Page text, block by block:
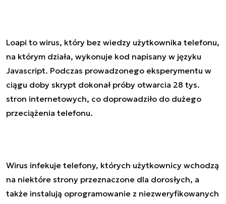
Loapi to wirus, który bez wiedzy użytkownika telefonu,
na którym działa, wykonuje kod napisany w języku
Javascript. Podczas prowadzonego eksperymentu w
ciągu doby skrypt dokonał próby otwarcia 28 tys.
stron internetowych, co doprowadziło do dużego
przeciążenia telefonu.
Wirus infekuje telefony, których użytkownicy wchodzą
na niektóre strony przeznaczone dla dorosłych, a
także instalują oprogramowanie z niezweryfikowanych